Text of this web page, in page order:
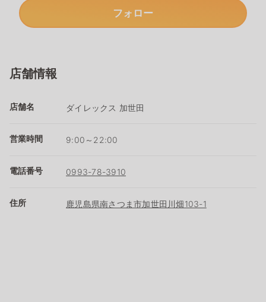
フォロー
店舗情報
店舗名 ダイレックス 加世田
営業時間 9:00～22:00
電話番号 0993-78-3910
住所 鹿児島県南さつま市加世田川畑103-1